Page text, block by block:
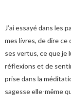
J’ai essayé dans les
mes livres, de dire ce
ses vertus, ce que je
réflexions et de
prise dans la
sagesse elle-même